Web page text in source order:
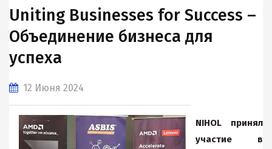
Uniting Businesses for Success –
Объединение бизнеса для
успеха
12 Июня 2024
NIHOL принял
участие в